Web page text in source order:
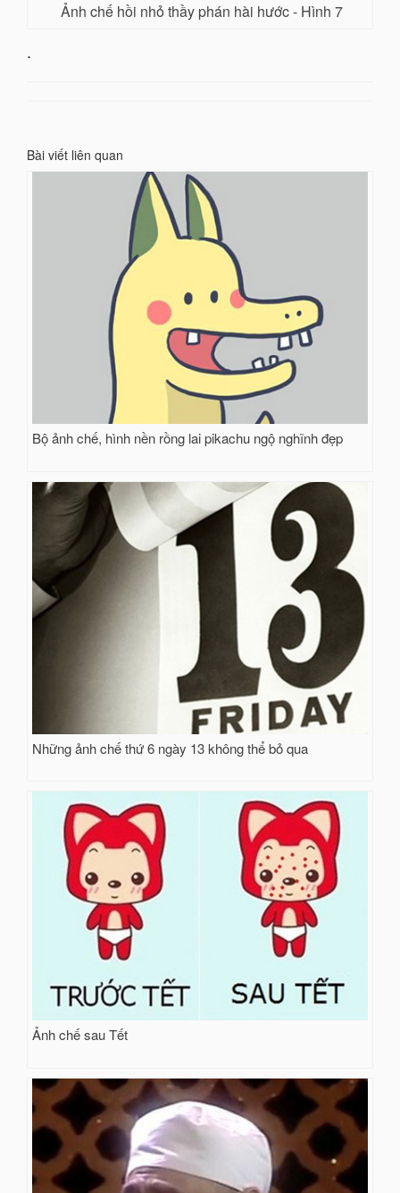
Ảnh chế hồi nhỏ thầy phán hài hước - Hình 7
.
Bài viết liên quan
Bộ ảnh chế, hình nền rồng lai pikachu ngộ nghĩnh đẹp
Những ảnh chế thứ 6 ngày 13 không thể bỏ qua
Ảnh chế sau Tết